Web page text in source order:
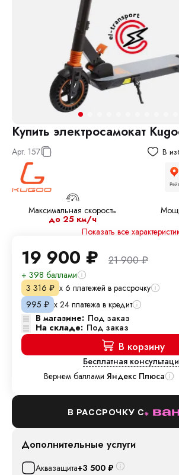
Купить электросамокат
Арт. 157 В
Максимальная скорость
до 25 км/ч
Показать все
19 900 ₽ 21 900₽
+ 398 баллами
3 316 ₽ х 6 платежей в рассрочку
995 ₽ х 24 платежа в кредит
В магазине: Под заказ
На складе: Под заказ
В корзину
Бесплатная
Вернем баллами Яндекс Плюса
В РАССРОЧКУ С
Дополнительные услуги
Аквазащита+3 500 ₽